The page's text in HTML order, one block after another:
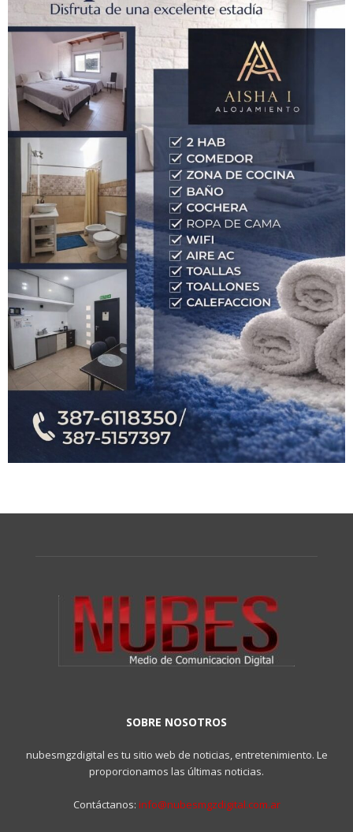
SOBRE NOSOTROS
nubesmgzdigital es tu sitio web de noticias, entretenimiento. Le
proporcionamos las últimas noticias.
Contáctanos: info@nubesmgzdigital.com.ar